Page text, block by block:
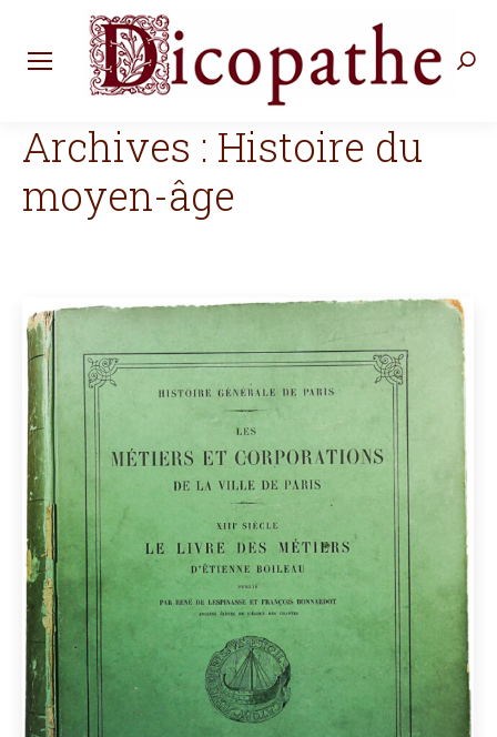
Archives : Histoire du
moyen-âge